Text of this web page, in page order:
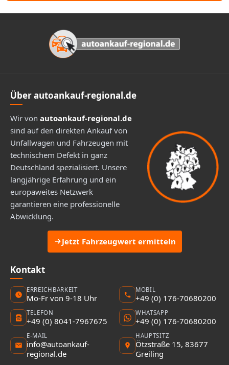
Über autoankauf-regional.de
Wir von autoankauf-regional.de
sind auf den direkten Ankauf von
Unfallwagen und Fahrzeugen mit
technischem Defekt in ganz
Deutschland spezialisiert. Unsere
langjährige Erfahrung und ein
europaweites Netzwerk
garantieren eine professionelle
Abwicklung.
Jetzt Fahrzeugwert ermitteln
Kontakt
ERREICHBARKEIT
Mo-Fr von 9-18 Uhr
MOBIL
+49 (0) 176-70680200
TELEFON
+49 (0) 8041-7967675
WHATSAPP
+49 (0) 176-70680200
E-MAIL
info@autoankauf-
regional.de
HAUPTSITZ
Ötzstraße 15, 83677
Greiling